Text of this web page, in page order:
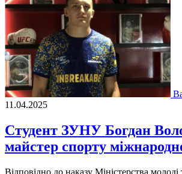
11.04.2025
Студент ЗУНУ Богдан
майстер спорту
Відповідно до наказу Міністерства